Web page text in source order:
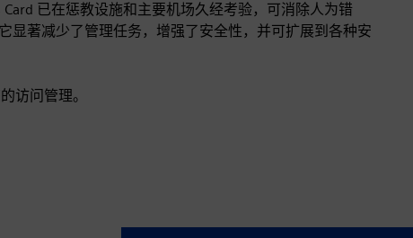
Card 已在惩教设施和主要机场久经考验，可消除人为错
显著减少了管理任务，增强了安全性，并可扩展到各种安
访问管理。